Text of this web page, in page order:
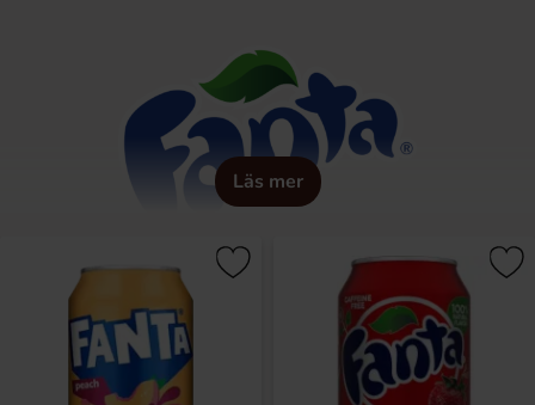
Läs mer
Fanta har en lång historia. Läsken introducerades globalt
1940 och är vårt näst äldsta varumärke. 1955 lanserades
varumärket i Italien första gången som en apelsinläsk. Det
sägs att namnet Fanta ursprungligen kommer från
Tyskland och härstammar från tyska ordet för fantasi: